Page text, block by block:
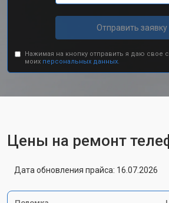
Отправить заявку
Нажимая на кнопку отправить я даю свое
моих персональных данных.
Цены на ремонт
Дата обновления прайса: 16.07.2026